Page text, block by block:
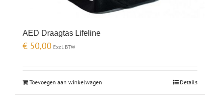
AED Draagtas Lifeline
€ 50,00 Excl. BTW
Toevoegen aan winkelwagen Details